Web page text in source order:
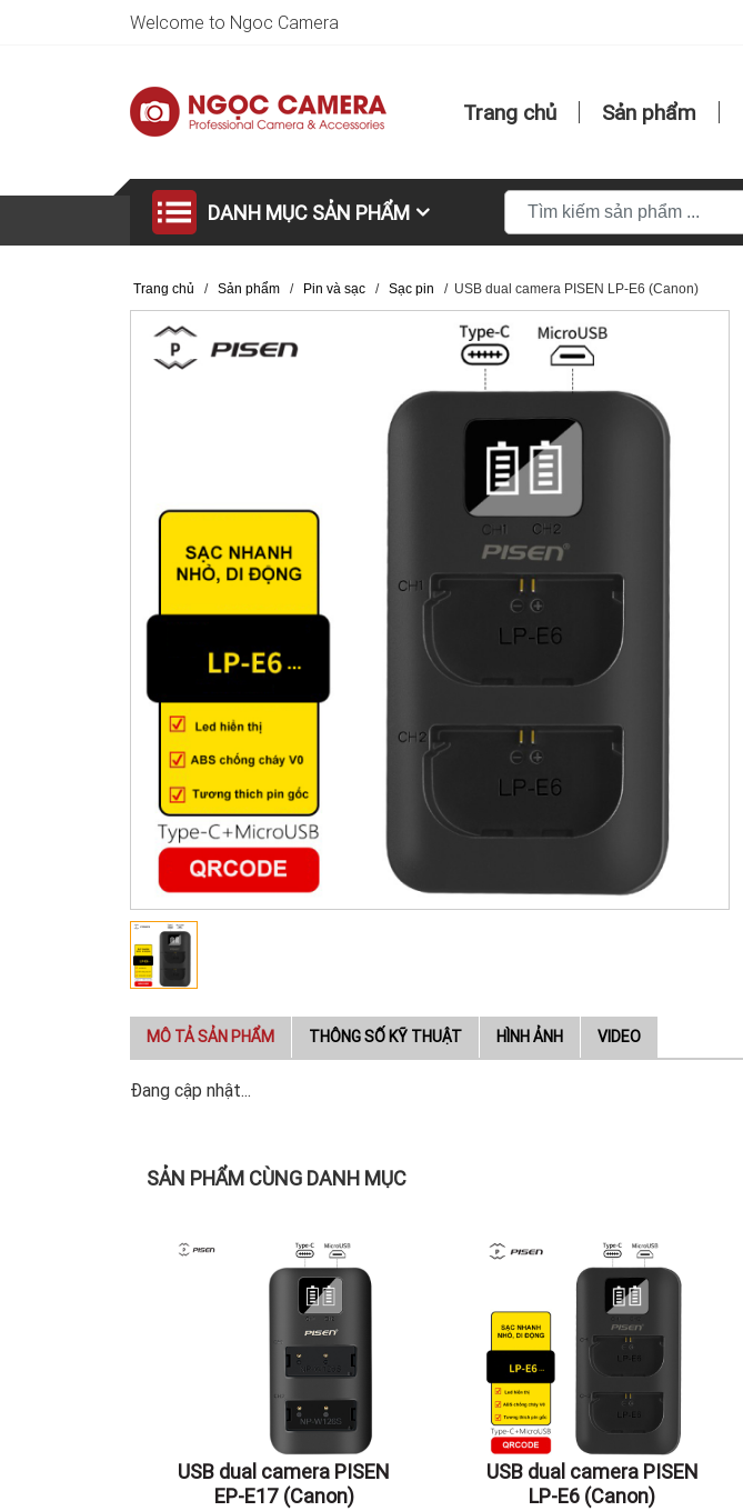
Welcome to Ngoc Camera
Trang chủ Sản phẩm
DANH MỤC SẢN PHẨM
Trang chủ / Sản phẩm / Pin và sạc / Sạc pin / USB dual camera PISEN LP-E6 (Canon)
MÔ TẢ SẢN PHẨM THÔNG SỐ KỸ THUẬT HÌNH ẢNH VIDEO
Đang cập nhật...
SẢN PHẨM CÙNG DANH MỤC
USB dual camera PISEN
EP-E17 (Canon)
USB dual camera PISEN
LP-E6 (Canon)